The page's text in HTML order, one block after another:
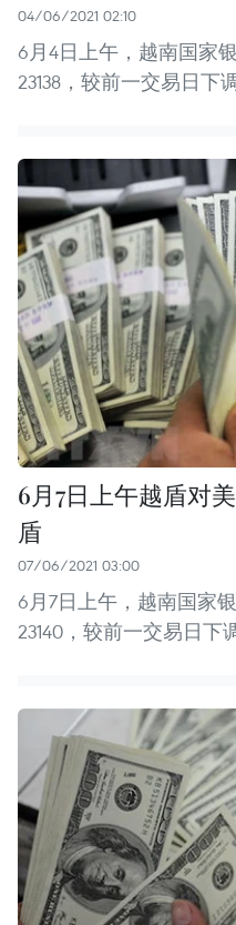
04/06/2021 02:10
6月4日上午，越南国家
23138，较前一交易日下
6月7日上午越盾对
盾
07/06/2021 03:00
6月7日上午，越南国家
23140，较前一交易日下